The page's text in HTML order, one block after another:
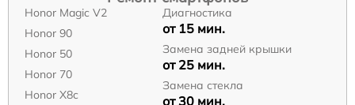
Honor Magic V2
Honor 90
Honor 50
Honor 70
Honor X8c
Диагностика
от 15 мин.
Замена задней крышки
от 25 мин.
Замена стекла
от 30 мин.